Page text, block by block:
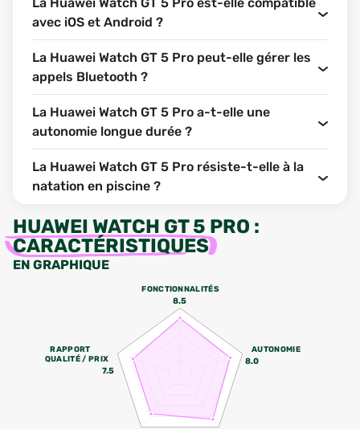
avec iOS et Android ?
La Huawei Watch GT 5 Pro peut-elle gérer les
appels Bluetooth ?
La Huawei Watch GT 5 Pro a-t-elle une
autonomie longue durée ?
La Huawei Watch GT 5 Pro résiste-t-elle à la
natation en piscine ?
HUAWEI WATCH GT 5 PRO :
CARACTÉRISTIQUES
EN GRAPHIQUE
FONCTIONNALITÉS
8.5
AUTONOMIE
8.0
RAPPORT
QUALITÉ / PRIX
7.5